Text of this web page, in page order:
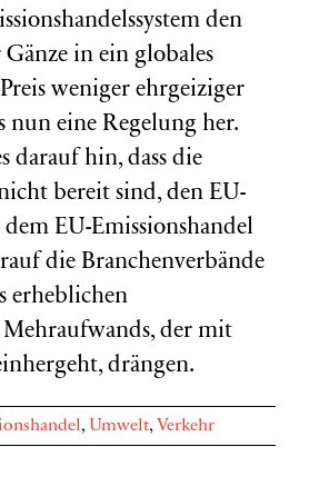
den
in ein globales
weniger ehrgeiziger
nun eine Regelung her.
darauf hin, dass die
bereit sind, den EU-
EU-Emissionshandel
die Branchenverbände
erheblichen
der mit
drängen.
, Umwelt, Verkehr